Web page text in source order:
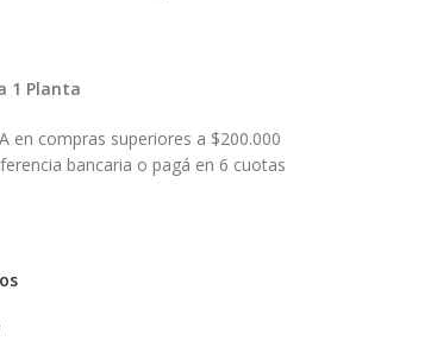
1 Planta
en compras superiores a $200.000
bancaria o pagá en 6 cuotas